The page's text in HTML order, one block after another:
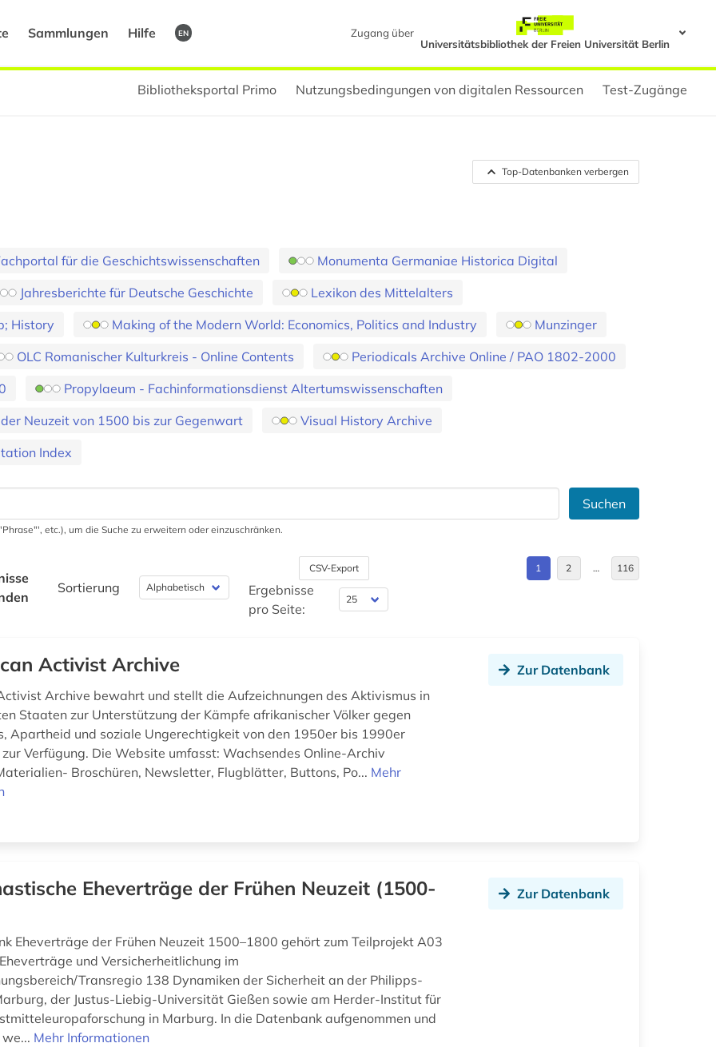
Sammlungen Hilfe EN
Zugang über
Universitätsbibliothek der Freien Universität Berlin
Bibliotheksportal Primo Nutzungsbedingungen von digitalen Ressourcen Test-Zugänge
Top-Datenbanken verbergen
für die Geschichtswissenschaften
Monumenta Germaniae Historica Digital
Jahresberichte für Deutsche Geschichte
Lexikon des Mittelalters
History
Making of the Modern World: Economics, Politics and Industry
Munzinger
OLC Romanischer Kulturkreis - Online Contents
Periodicals Archive Online / PAO 1802-2000
Propylaeum - Fachinformationsdienst Altertumswissenschaften
Neuzeit von 1500 bis zur Gegenwart
Visual History Archive
Index
Suchen
etc.), um die Suche zu erweitern oder einzuschränken.
Sortierung
CSV-Export
Ergebnisse
pro Seite:
1 2 … 116
Activist Archive
Archive bewahrt und stellt die Aufzeichnungen des Aktivismus in
Staaten zur Unterstützung der Kämpfe afrikanischer Völker gegen
Apartheid und soziale Ungerechtigkeit von den 1950er bis 1990er
zur Verfügung. Die Website umfasst: Wachsendes Online-Archiv
Broschüren, Newsletter, Flugblätter, Buttons, Po... Mehr
Zur Datenbank
Eheverträge der Frühen Neuzeit (1500-
Eheverträge der Frühen Neuzeit 1500–1800 gehört zum Teilprojekt A03
und Versicherheitlichung im
Transregio 138 Dynamiken der Sicherheit an der Philipps-
der Justus-Liebig-Universität Gießen sowie am Herder-Institut für
in Marburg. In die Datenbank aufgenommen und
Mehr Informationen
Zur Datenbank